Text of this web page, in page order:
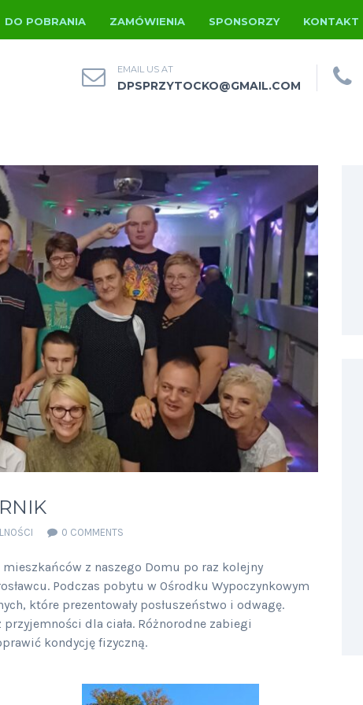
DO POBRANIA ZAMÓWIENIA SPONSORZY KONTAKT
EMAIL US AT
DPSPRZYTOCKO@GMAIL.COM
0 COMMENTS
z naszego Domu po raz kolejny
Podczas pobytu w Ośrodku Wypoczynkowym
które prezentowały posłuszeństwo i odwagę.
dla ciała. Różnorodne zabiegi
kondycję fizyczną.